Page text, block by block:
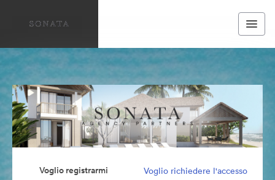
Voglio registrarmi Voglio richiedere l'accesso